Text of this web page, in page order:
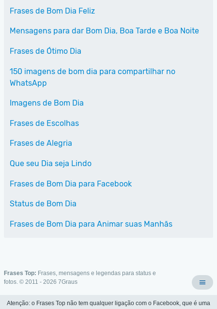
Frases de Bom Dia Feliz
Mensagens para dar Bom Dia, Boa Tarde e Boa Noite
Frases de Ótimo Dia
150 imagens de bom dia para compartilhar no
WhatsApp
Imagens de Bom Dia
Frases de Escolhas
Frases de Alegria
Que seu Dia seja Lindo
Frases de Bom Dia para Facebook
Status de Bom Dia
Frases de Bom Dia para Animar suas Manhãs
Frases Top: Frases, mensagens e legendas para status e
fotos. © 2011 - 2026 7Graus
Atenção: o Frases Top não tem qualquer ligação com o Facebook, que é uma